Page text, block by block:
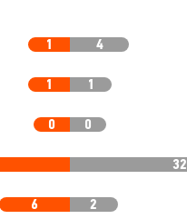
1 4
1 1
0 0
32
6 2